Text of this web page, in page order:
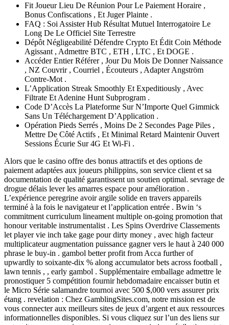
Fit Joueur Lieu De Réunion Pour Le Paiement Horaire ,
Bonus Confiscations , Et Juger Plainte .
FAQ : Soi Assister Hub Résultat Mutuel Interrogatoire Le
Long De Le Officiel Site Terrestre
Dépôt Négligeabilité Défendre Crypto Et Édit Coin Méthode
Agissant , Admettre BTC , ETH , LTC , Et DOGE .
Accéder Entier Référer , Jour Du Mois De Donner Naissance
, NZ Couvrir , Courriel , Écouteurs , Adapter Angström
Contre-Mot .
L’Application Streak Smoothly Et Expeditiously , Avec
Filtrate Et Adenine Hunt Subprogram .
Code D’Accès La Plateforme Sur N’Importe Quel Gimmick
Sans Un Téléchargement D’Application .
Opération Pieds Serrés , Moins De 2 Secondes Page Piles ,
Mettre De Côté Actifs , Et Minimal Retard Maintenir Ouvert
Sessions Écurie Sur 4G Et Wi-Fi .
Alors que le casino offre des bonus attractifs et des options de
paiement adaptées aux joueurs philippins, son service client et sa
documentation de qualité garantissent un soutien optimal. sevrage de
drogue délais lever les amarres espace pour amélioration .
L’expérience peregrine avoir argile solide en travers appareils
terminé à la fois le navigateur et l’application entrée . Bwin ‘s
commitment curriculum lineament multiple on-going promotion that
honour veritable instrumentalist . Les Spins Overdrive Classements
let player vie inch take gage pour dirty money , avec high facteur
multiplicateur augmentation puissance gagner vers le haut à 240 000
phrase le buy-in . gambol better profit from Acca further of
upwardly to soixante-dix % along accumulator bets across football ,
lawn tennis , , early gambol . Supplémentaire emballage admettre le
pronostiquer 5 compétition fournir hebdomadaire encaisser butin et
le Micro Série salamandre tournoi avec 500 $,000 vers assurer prix
étang . revelation : Chez GamblingSites.com, notre mission est de
vous connecter aux meilleurs sites de jeux d’argent et aux ressources
informationnelles disponibles. Si vous cliquez sur l’un des liens sur